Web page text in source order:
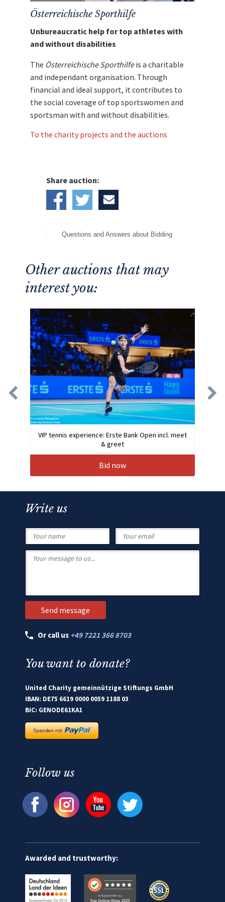
Österreichische Sporthilfe
Unbureaucratic help for top athletes with
and without disabilities
The Österreichische Sporthilfeis a charitable
and independant organisation. Through
financial and ideal support, it contributes to
the social coverage of top sportswomen and
sportsman with and without disabilities.
To the charity projects and the auctions
Share auction:
Questions and Answers about Bidding
Other auctions that may
interest you:
VIP tennis experience: Erste Bank Open incl. meet
& greet
Bid now
Write us
Or call us +49 7221 366 8703
You want to donate?
United Charity gemeinnützige Stiftungs GmbH
IBAN: DE75 6619 0000 0059 1188 03
BIC: GENODE61KA1
Follow us
Awarded and trustworthy: